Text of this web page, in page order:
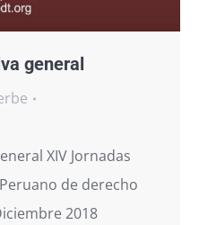
general
XIV Jornadas
de derecho
2018